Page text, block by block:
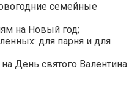
семейные
на Новый год;
для парня и для
День святого Валентина.